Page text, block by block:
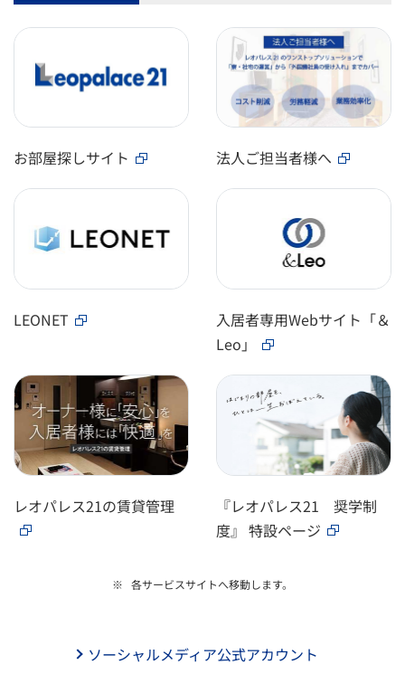
お部屋探しサイト 法人ご担当者様へ
LEONET
入居者専用Webサイト「＆
Leo」
レオパレス21の賃貸管理
『レオパレス21 奨学制
度』 特設ページ
各サービスサイトへ移動します。
ソーシャルメディア公式アカウント